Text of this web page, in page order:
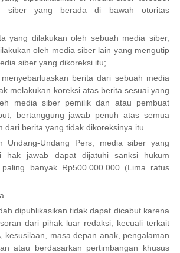
siber yang berada di bawah otoritas
yang dilakukan oleh sebuah media siber,
oleh media siber lain yang mengutip
siber yang dikoreksi itu;
berita dari sebuah media
melakukan koreksi atas berita sesuai yang
media siber pemilik dan atau pembuat
bertanggung jawab penuh atas semua
dari berita yang tidak dikoreksinya itu.
Undang-Undang Pers, media siber yang
hak jawab dapat dijatuhi sanksi hukum
banyak Rp500.000.000 (Lima ratus
dipublikasikan tidak dapat dicabut karena
dari pihak luar redaksi, kecuali terkait
kesusilaan, masa depan anak, pengalaman
atau berdasarkan pertimbangan khusus